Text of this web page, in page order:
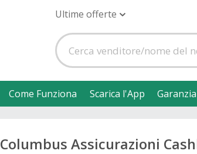
Ultime offerte
Come Funziona Scarica l'App
Columbus Assicurazioni